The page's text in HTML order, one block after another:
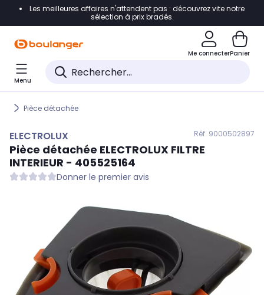
Accéder directement à la navigation
Accéder directement au pied de page
Accéder directement au chatbot
Les meilleures affaires n'attendent pas : découvrez vite notre
sélection à prix bradés.
Me connecterPanier
Menu
Pièce détachée
ELECTROLUX Réf. 9000502897
Pièce détachée ELECTROLUX FILTRE
INTERIEUR - 405525164
Donner le premier avis